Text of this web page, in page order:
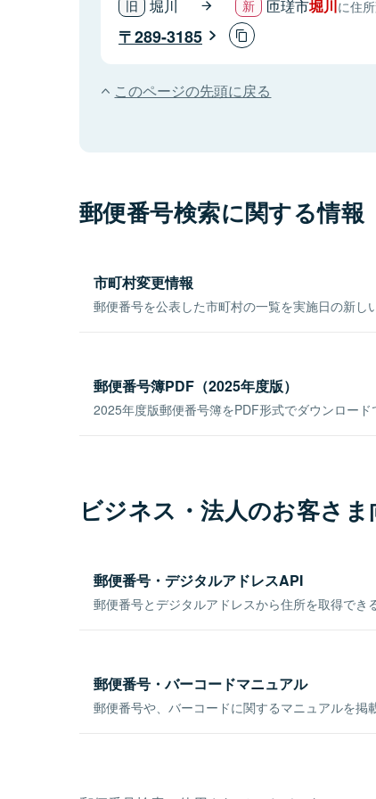
堀川 匝瑳市堀川 に住
289-3185
このページの先頭に戻る
郵便番号検索に関する情報
市町村変更情報
郵便番号を公表した市町村の一覧を実施日の新し
郵便番号簿PDF（2025年度版）
2025年度版郵便番号簿をPDF形式でダウンロード
ビジネス・法人のお客さま
郵便番号・デジタルアドレスAPI
郵便番号とデジタルアドレスから住所を取得でき
郵便番号・バーコードマニュアル
郵便番号や、バーコードに関するマニュアルを掲